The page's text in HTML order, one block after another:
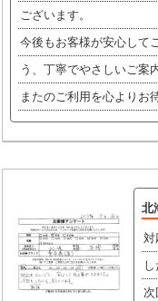
ございます。
今後もお客様が安心して
う、丁寧でやさしいご案
またのご利用を心よりお
北
対
し
次